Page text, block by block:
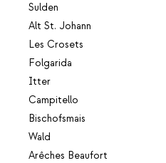
Sulden
Alt St. Johann
Les Crosets
Folgarida
Itter
Campitello
Bischofsmais
Wald
Arêches Beaufort